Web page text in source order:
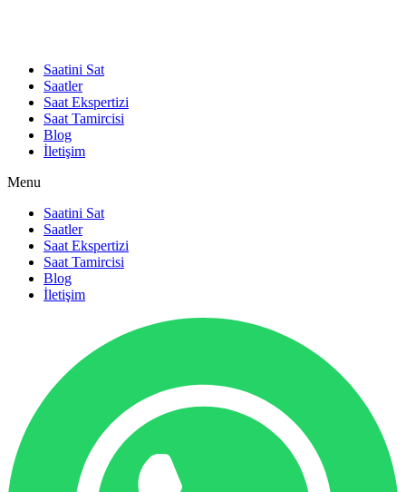
Saatini Sat
Saatler
Saat Ekspertizi
Saat Tamircisi
Blog
İletişim
Menu
Saatini Sat
Saatler
Saat Ekspertizi
Saat Tamircisi
Blog
İletişim